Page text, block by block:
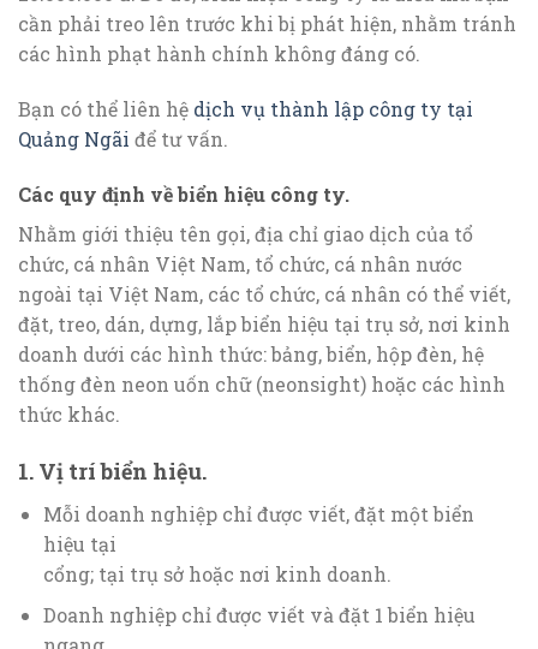
cần phải treo lên trước khi bị phát hiện, nhằm tránh
các hình phạt hành chính không đáng có.
Bạn có thể liên hệ dịch vụ thành lập công ty tại
Quảng Ngãi để tư vấn.
Các quy định về biển hiệu công ty.
Nhằm giới thiệu tên gọi, địa chỉ giao dịch của tổ
chức, cá nhân Việt Nam, tổ chức, cá nhân nước
ngoài tại Việt Nam, các tổ chức, cá nhân có thể viết,
đặt, treo, dán, dựng, lắp biển hiệu tại trụ sở, nơi kinh
doanh dưới các hình thức: bảng, biển, hộp đèn, hệ
thống đèn neon uốn chữ (neonsight) hoặc các hình
thức khác.
1. Vị trí biển hiệu.
Mỗi doanh nghiệp chỉ được viết, đặt một biển
hiệu tại
cổng; tại trụ sở hoặc nơi kinh doanh.
Doanh nghiệp chỉ được viết và đặt 1 biển hiệu